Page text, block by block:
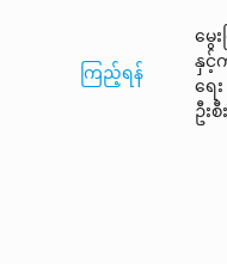
ကြည့်ရန်
မွေး
နှ
ရေး
ဦးစီ